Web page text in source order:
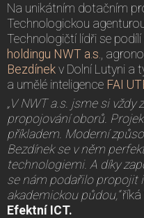
Na unikátním dotačním
Technologickou
Technologičtí lídři se podílí
holdingu NWT a.s. ,
Bezdínek v Dolní Lutyni a
a umělé inteligence FAI
„V NWT a.s. jsme si vždy
propojování oborů.
příkladem. Moderní
Bezdínek se v něm
technologiemi. A díky
se nám podařilo propojit
akademickou půdou,“říká
Efektní ICT.